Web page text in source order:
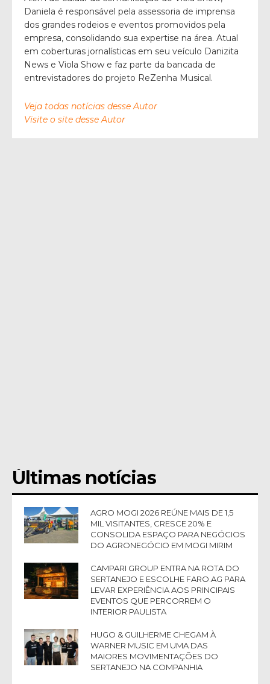
Daniela é responsável pela assessoria de imprensa
dos grandes rodeios e eventos promovidos pela
empresa, consolidando sua expertise na área. Atual
em coberturas jornalísticas em seu veículo Danizita
News e Viola Show e faz parte da bancada de
entrevistadores do projeto ReZenha Musical.
Veja todas notícias desse Autor
Visite o site desse Autor
Últimas notícias
AGRO MOGI 2026 REÚNE MAIS DE 1,5
MIL VISITANTES, CRESCE 20% E
CONSOLIDA ESPAÇO PARA NEGÓCIOS
DO AGRONEGÓCIO EM MOGI MIRIM
CAMPARI GROUP ENTRA NA ROTA DO
SERTANEJO E ESCOLHE FARO.AG PARA
LEVAR EXPERIÊNCIA AOS PRINCIPAIS
EVENTOS QUE PERCORREM O
INTERIOR PAULISTA
HUGO & GUILHERME CHEGAM À
WARNER MUSIC EM UMA DAS
MAIORES MOVIMENTAÇÕES DO
SERTANEJO NA COMPANHIA